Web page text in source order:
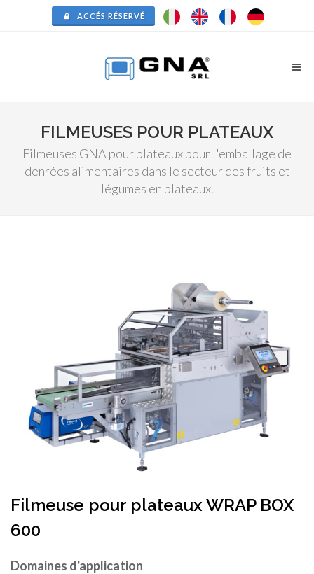
ACCÉS RÉSERVÉ
FILMEUSES POUR PLATEAUX
Filmeuses GNA pour plateaux pour l'emballage de
denrées alimentaires dans le secteur des fruits et
légumes en plateaux.
Filmeuse pour plateaux WRAP BOX
600
Domaines d'application